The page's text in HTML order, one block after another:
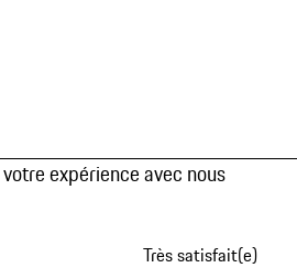
expérience avec nous
Très satisfait(e)